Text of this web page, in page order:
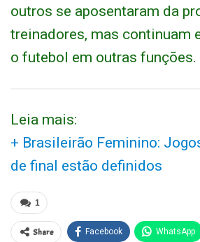
outros se aposentaram da
treinadores, mas continuam
o futebol em outras funções.
Leia mais:
+ Brasileirão Feminino:
de final estão definidos
1
Share Facebook WhatsApp